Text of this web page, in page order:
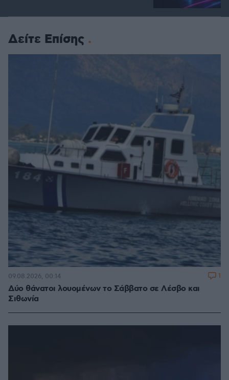
Δείτε Επίσης
Δύο θάνατοι λουομένων το Σάββατο σε Λέσβο και
Σιθωνία
09.08.2026, 00:14 1